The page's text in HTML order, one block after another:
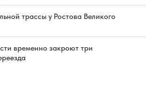
трассы у Ростова Великого
временно закроют три